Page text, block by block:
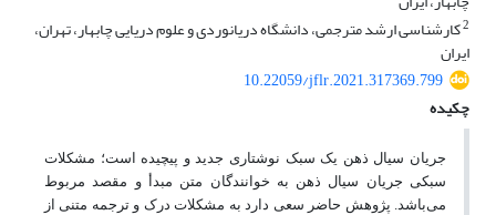
2کارشناسی ارشد مترجمی، دانشگاه دریانوردی و علوم دریایی چابهار، تهران،
ایران
10.22059/jflr.2021.317369.799
چکیده
جریان سیال ذهن یک سبک نوشتاری جدید و پیچیده است؛ مشکلات
سبکی جریان سیال ذهن به خوانندگان متن مبدأ و مقصد مربوط
می‌باشد. پژوهش حاضر سعی دارد به مشکلات درک و ترجمه متنی از